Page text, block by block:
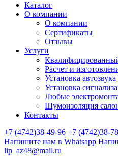
Каталог
О компании
О компании
Сертификаты
Отзывы
Услуги
Расчет и
Установка автозвука
Установка
Любые
Шумоизоляция
Контакты
+7 (4742)38-49-96 +7 (4742)38-
Напишите нам в Whatsapp
lip_az48@mail.ru